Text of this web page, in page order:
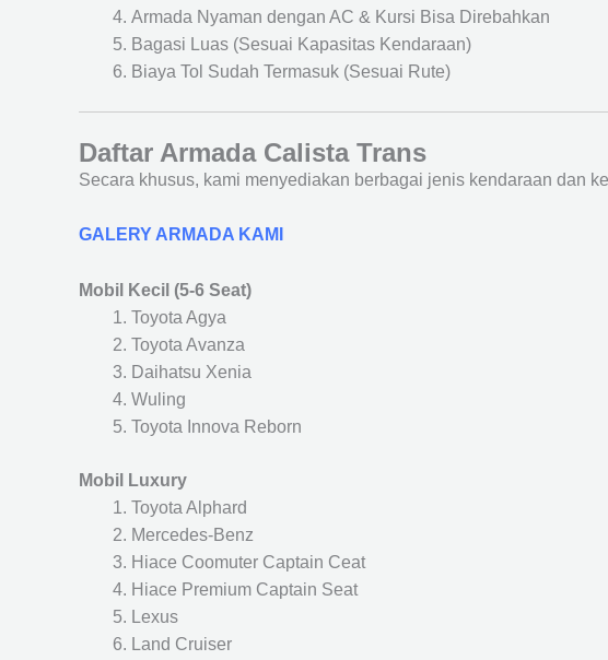
Armada Nyaman dengan AC & Kursi Bisa Direbahkan
Bagasi Luas (Sesuai Kapasitas Kendaraan)
Biaya Tol Sudah Termasuk (Sesuai Rute)
Daftar Armada Calista Trans
Secara khusus, kami menyediakan berbagai jenis kendaraan dan
GALERY ARMADA KAMI
Mobil Kecil (5-6 Seat)
Toyota Agya
Toyota Avanza
Daihatsu Xenia
Wuling
Toyota Innova Reborn
Mobil Luxury
Toyota Alphard
Mercedes-Benz
Hiace Coomuter Captain Ceat
Hiace Premium Captain Seat
Lexus
Land Cruiser